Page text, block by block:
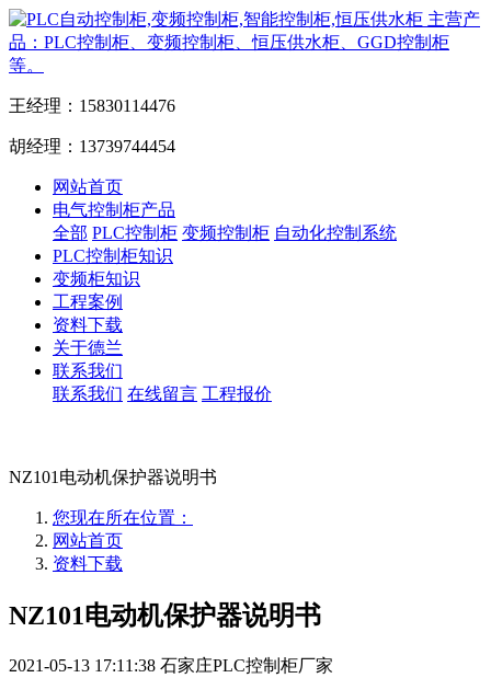
主营产
品：PLC控制柜、变频控制柜、恒压供水柜、GGD控制柜
等。
王经理：15830114476
胡经理：13739744454
网站首页
电气控制柜产品
全部 PLC控制柜 变频控制柜 自动化控制系统
PLC控制柜知识
变频柜知识
工程案例
资料下载
关于德兰
联系我们
联系我们 在线留言 工程报价
NZ101电动机保护器说明书
您现在所在位置：
网站首页
资料下载
NZ101电动机保护器说明书
2021-05-13 17:11:38 石家庄PLC控制柜厂家